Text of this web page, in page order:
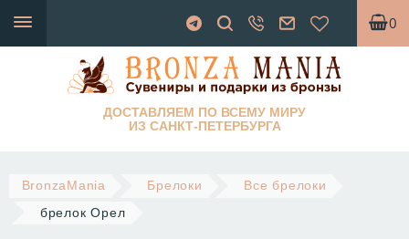
0
ДОСТАВЛЯЕМ ПО ВСЕМУ МИРУ
ИЗ САНКТ-ПЕТЕРБУРГА
BronzaMania Брелоки
Все брелоки
брелок Орел